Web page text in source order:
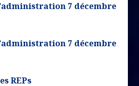
7 décembre
7 décembre
REPs